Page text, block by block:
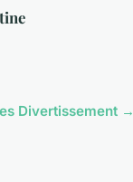
Divertissement →